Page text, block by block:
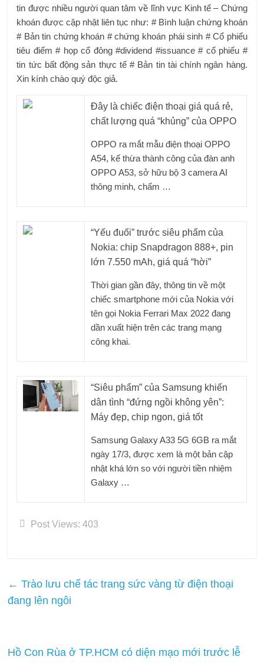
tin được nhiều người quan tâm về lĩnh vực Kinh tế – Chứng
khoán được cập nhật liên tục như: # Bình luận chứng khoán
# Bản tin chứng khoán # chứng khoán phái sinh # Cổ phiếu
tiêu điểm # họp cổ đông #dividend #issuance # cổ phiếu #
tin tức bất động sản thực tế # Bản tin tài chính ngân hàng.
Xin kính chào quý độc giả.
Đây là chiếc điện thoại giá quá rẻ,
chất lượng quá “khủng” của OPPO
OPPO ra mắt mẫu điện thoại OPPO
A54, kế thừa thành công của đàn anh
OPPO A53, sở hữu bộ 3 camera AI
thông minh, chấm …
“Yếu đuối” trước siêu phẩm của
Nokia: chip Snapdragon 888+, pin
lớn 7.550 mAh, giá quá “hời”
Thời gian gần đây, thông tin về một
chiếc smartphone mới của Nokia với
tên gọi Nokia Ferrari Max 2022 đang
dần xuất hiện trên các trang mạng
công khai.
“Siêu phẩm” của Samsung khiến
dân tình “đứng ngồi không yên”:
Máy đẹp, chip ngon, giá tốt
Samsung Galaxy A33 5G 6GB ra mắt
ngày 17/3, được xem là một bản cập
nhật khá lớn so với người tiền nhiệm
Galaxy …
Post Views: 403
← Trào lưu chế tác trang sức vàng từ điện thoại
đang lên ngôi
Hồ Con Rùa ở TP.HCM có diện mạo mới trước lễ